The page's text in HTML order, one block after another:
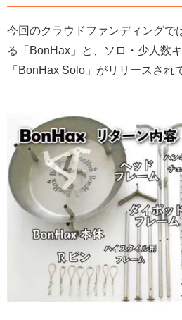
今回のクラウドファンディングで
る「BonHax」と、ソロ・少人数
「BonHax Solo」がリリースされ